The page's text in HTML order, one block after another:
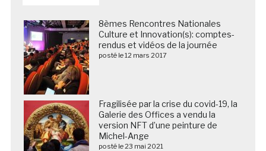
8èmes Rencontres Nationales
Culture et Innovation(s): comptes-
rendus et vidéos de la journée
posté le 12 mars 2017
Fragilisée par la crise du covid-19, la
Galerie des Offices a vendu la
version NFT d’une peinture de
Michel-Ange
posté le 23 mai 2021